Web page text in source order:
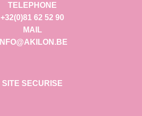
TELEPHONE
+32(0)81 62 52 90
MAIL
INFO@AKILON.BE
SITE SECURISE